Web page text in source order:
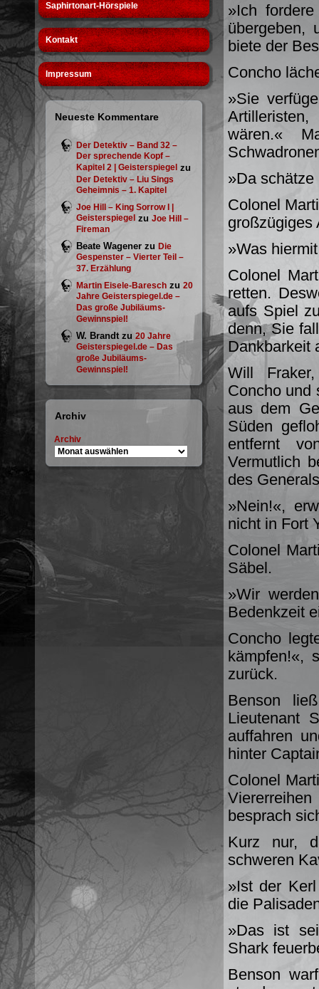
Saphirtonart-Hörspiele
Kontakt
Impressum
Neueste Kommentare
Der Detektiv – Band 32 –
Der sprechende Kopf –
Kapitel 2 | Geisterspiegel zu
Der Detektiv – Liu Sings
Geheimnis – 1. Kapitel
Joe Hill – King Sorrow I |
Geisterspiegel zu Joe Hill –
Fireman
Beate Wagener zu Die
Gespenster – Vierter Teil –
37. Erzählung
Martin Eisele-Baresch zu 20
Jahre Geisterspiegel.de –
Das große Jubiläums-
Gewinnspiel!
W. Brandtzu 20 Jahre
Geisterspiegel.de – Das
große Jubiläums-
Gewinnspiel!
Archiv
Archiv
»Ich
übergeben,
biete der
Concho
»Sie
wären.«
»Da
Colonel
großzügiges
»Was
Colonel
retten.
aufs Spiel
denn, Sie
Dankbarkeit
Will
Concho und
aus dem
Süden
entfernt
Vermutlich
des
»Nein!«,
nicht in Fort
Colonel
Säbel.
»Wir
Bedenkzeit
Concho
kämpfen!«,
zurück.
Benson
Lieutenant
auffahren
hinter
Colonel
besprach
Kurz nur,
schweren
»Ist der
die
»Das ist
Shark
Benson